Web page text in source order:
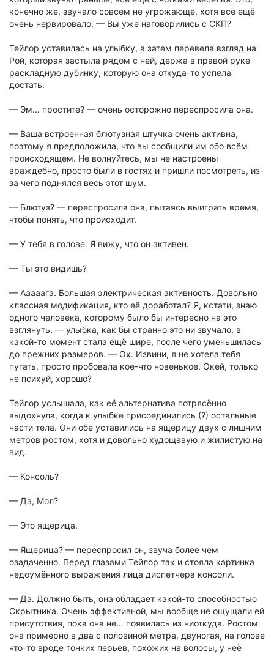
конечно же, звучало совсем не угрожающе, хотя всё ещё
очень нервировало. — Вы уже наговорились с СКП?
Тейлор уставилась на улыбку, а затем перевела взгляд на
Рой, которая застыла рядом с ней, держа в правой руке
раскладную дубинку, которую она откуда-то успела
достать.
— Эм… простите? — очень осторожно переспросила она.
— Ваша встроенная блютузная штучка очень активна,
поэтому я предположила, что вы сообщили им обо всём
происходящем. Не волнуйтесь, мы не настроены
враждебно, просто были в гостях и пришли посмотреть, из-
за чего поднялся весь этот шум.
— Блютуз? — переспросила она, пытаясь выиграть время,
чтобы понять, что происходит.
— У тебя в голове. Я вижу, что он активен.
— Ты это видишь?
— Ааааага. Большая электрическая активность. Довольно
классная модификация, кто её доработал? Я, кстати, знаю
одного человека, которому было бы интересно на это
взглянуть, — улыбка, как бы странно это ни звучало, в
какой-то момент стала ещё шире, после чего уменьшилась
до прежних размеров. — Ох. Извини, я не хотела тебя
пугать, просто пробовала кое-что новенькое. Окей, только
не психуй, хорошо?
Тейлор услышала, как её альтернатива потрясённо
выдохнула, когда к улыбке присоединились (?) остальные
части тела. Они обе уставились на ящерицу двух с лишним
метров ростом, хотя и довольно худощавую и жилистую на
вид.
— Консоль?
— Да, Мол?
— Это ящерица.
— Ящерица? — переспросил он, звуча более чем
озадаченно. Перед глазами Тейлор так и стояла картинка
недоумённого выражения лица диспетчера консоли.
— Да. Должно быть, она обладает какой-то способностью
Скрытника. Очень эффективной, мы вообще не ощущали ей
присутствия, пока она не… появилась из ниоткуда. Ростом
она примерно в два с половиной метра, двуногая, на голове
что-то вроде тонких перьев, похожих на волосы, у неё